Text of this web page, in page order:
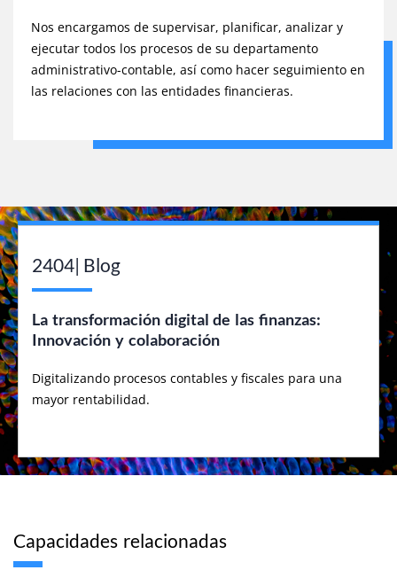
Nos encargamos de supervisar, planificar, analizar y
ejecutar todos los procesos de su departamento
administrativo-contable, así como hacer seguimiento en
las relaciones con las entidades financieras.
2404| Blog
La transformación digital de las finanzas:
Innovación y colaboración
Digitalizando procesos contables y fiscales para una
mayor rentabilidad.
Capacidades relacionadas